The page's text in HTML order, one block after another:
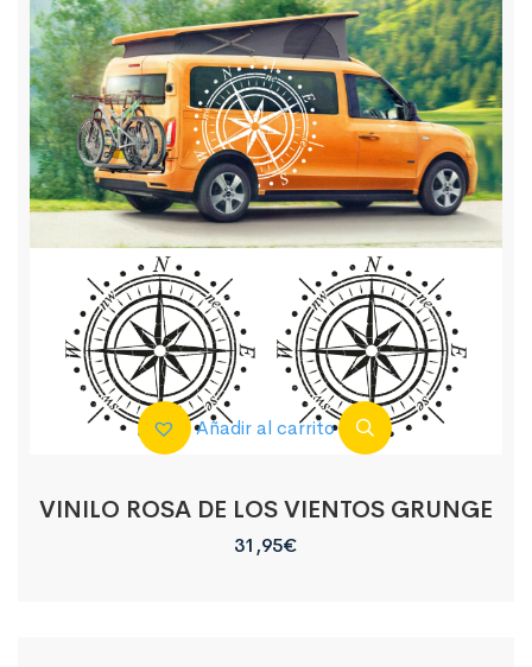
Añadir al carrito
VINILO ROSA DE LOS VIENTOS GRUNGE
31,95€